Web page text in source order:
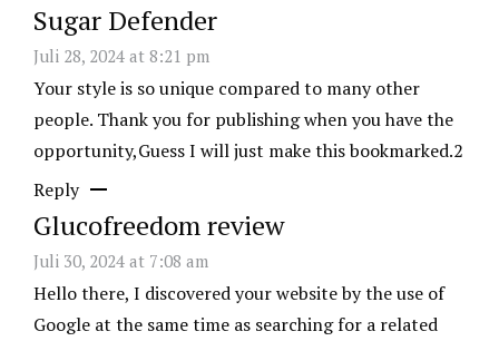
Sugar Defender
Juli 28, 2024 at 8:21 pm
Your style is so unique compared to many other
people. Thank you for publishing when you have the
opportunity,Guess I will just make this bookmarked.2
Reply
Glucofreedom review
Juli 30, 2024 at 7:08 am
Hello there, I discovered your website by the use of
Google at the same time as searching for a related